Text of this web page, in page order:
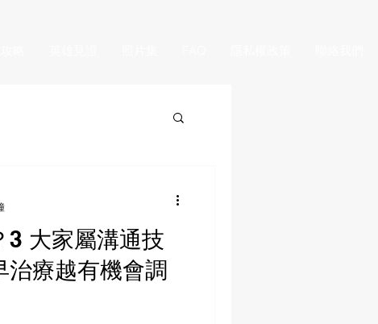
3 大家屬溝通技
治療越有機會調